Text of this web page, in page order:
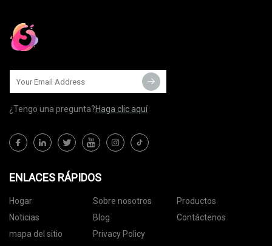
¿Tengo una pregunta?Haga clic aquí
ENLACES RÁPIDOS
Hogar Sobre nosotros
Productos
Noticias
Blog
Contáctenos
mapa del sitio
Privacy Policy